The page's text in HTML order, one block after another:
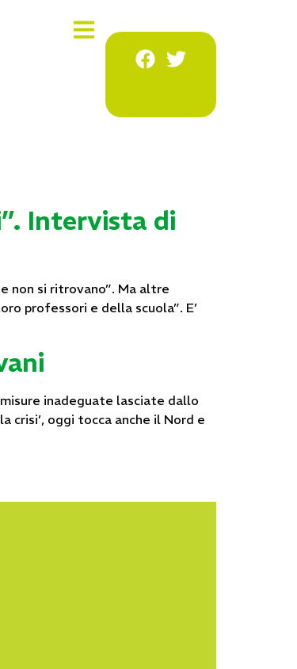
Intervista di
non si ritrovano”. Ma altre
professori e della scuola”. E’
inadeguate lasciate dallo
crisi’, oggi tocca anche il Nord e